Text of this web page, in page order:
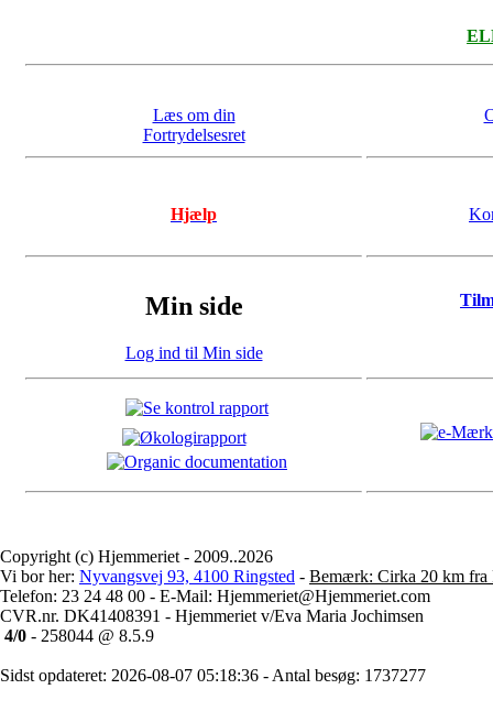
Læs om din
Fortrydelsesret
Hjælp
Min side
Log ind til Min side
Copyright (c) Hjemmeriet - 2009..2026
Vi bor her: Nyvangsvej 93, 4100 Ringsted - Bemærk: Cirka 20 km fra
Telefon: 23 24 48 00 - E-Mail: Hjemmeriet@Hjemmeriet.com
CVR.nr. DK41408391 - Hjemmeriet v/Eva Maria Jochimsen
4/0 - 258044 @ 8.5.9
Sidst opdateret: 2026-08-07 05:18:36 - Antal besøg: 1737277